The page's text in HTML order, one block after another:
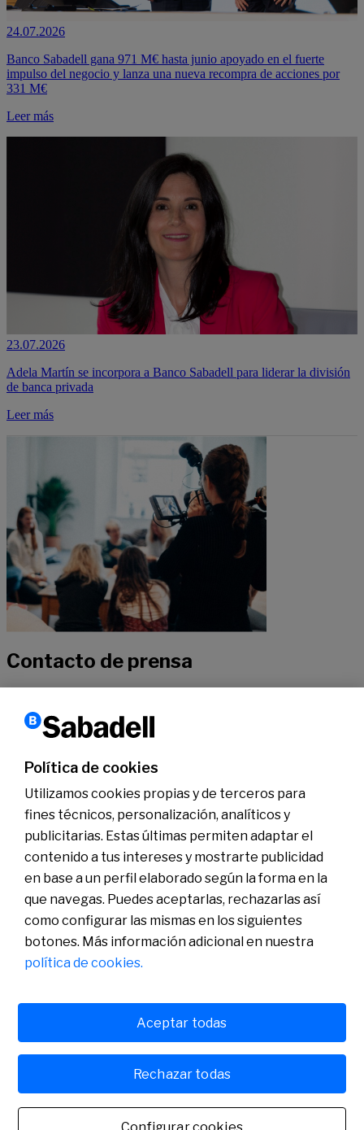
24.07.2026
Banco Sabadell gana 971 M€ hasta junio apoyado en el fuerte
impulso del negocio y lanza una nueva recompra de acciones por
331 M€
Leer más
23.07.2026
Adela Martín se incorpora a Banco Sabadell para liderar la división
de banca privada
Leer más
Contacto de prensa
Si quieres recibir más información sobre nuestra actualidad, no
dudes en contactar con nuestros especialistas.
Conócenos
Sala de Prensa
Actualidad
Nos entendemos
Plan de Pensiones de Empleo de Banco Sabadell
Banco de Sabadell, S.A., Plaça de Sant Roc, núm. 20, 08201 Sabadell, inscrito en el
Registro Mercantil de Barcelona, tomo/I.R.U.S. 1000152932861, folio 873, hoja B-1561,
NIF A08000143. Entidad de crédito sujeta a la supervisión del Banco de España e inscrita
Política de cookies
Utilizamos cookies propias y de terceros para
fines técnicos, personalización, analíticos y
publicitarias. Estas últimas permiten adaptar el
contenido a tus intereses y mostrarte publicidad
en base a un perfil elaborado según la forma en la
que navegas. Puedes aceptarlas, rechazarlas así
como configurar las mismas en los siguientes
botones. Más información adicional en nuestra
política de cookies.
Rechazar todas
Aceptar todas